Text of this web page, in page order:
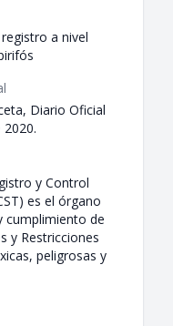
a nivel
Diario Oficial
y Control
es el órgano
cumplimiento de
y Restricciones
peligrosas y